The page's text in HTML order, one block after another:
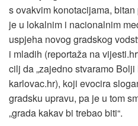
s ovakvim konotacijama,
je u lokalnim i nacionalnim
uspjeha novog gradskog
i mladih (reportaža na
cilj da „zajedno stvaramo
karlovac.hr), koji evocira
gradsku upravu, pa je u tom
„grada kakav bi trebao biti“.